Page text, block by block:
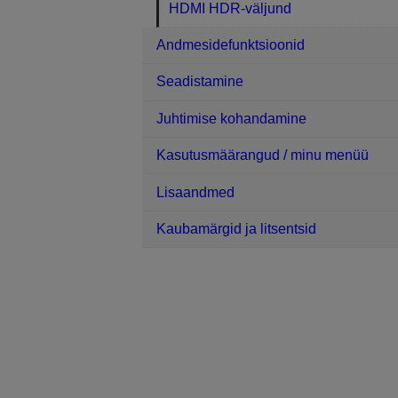
HDMI HDR-väljund
Andmesidefunktsioonid
Seadistamine
Juhtimise kohandamine
Kasutusmäärangud / minu menüü
Lisaandmed
Kaubamärgid ja litsentsid